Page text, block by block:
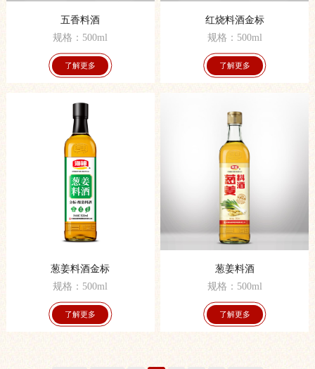
五香料酒
规格：500ml
了解更多
红烧料酒金标
规格：500ml
了解更多
葱姜料酒金标
规格：500ml
了解更多
葱姜料酒
规格：500ml
了解更多